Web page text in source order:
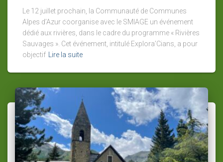
Le 12 juillet prochain, la Communauté de Communes
Alpes d’Azur coorganise avec le SMIAGE un événement
dédié aux rivières, dans le cadre du programme « Rivières
Sauvages ». Cet événement, intitulé Explora’Cians, a pour
objectif Lire la suite